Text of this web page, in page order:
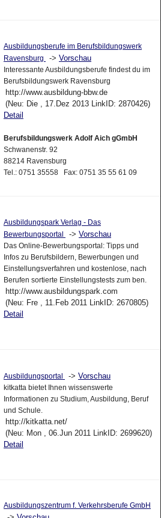
Ausbildungsberufe im Berufsbildungswerk
Ravensburg
-> Vorschau
Interessante Ausbildungsberufe findest du im
Berufsbildungswerk Ravensburg
http://www.ausbildung-bbw.de
(Neu: Die , 17.Dez 2013 LinkID: 2870426)
Detail
Berufsbildungswerk Adolf Aich gGmbH
Schwanenstr. 92
88214 Ravensburg
Tel.: 0751 35558 Fax: 0751 35 55 61 09
Ausbildungspark Verlag - Das
Bewerbungsportal
-> Vorschau
Das Online-Bewerbungsportal: Tipps und
Infos zu Berufsbildern, Bewerbungen und
Einstellungsverfahren und kostenlose, nach
Berufen sortierte Einstellungstests zum ben.
http://www.ausbildungspark.com
(Neu: Fre , 11.Feb 2011 LinkID: 2670805)
Detail
Ausbildungsportal -> Vorschau
kitkatta bietet Ihnen wissenswerte
Informationen zu Studium, Ausbildung, Beruf
und Schule.
http://kitkatta.net/
(Neu: Mon , 06.Jun 2011 LinkID: 2699620)
Detail
Ausbildungszentrum f. Verkehrsberufe GmbH